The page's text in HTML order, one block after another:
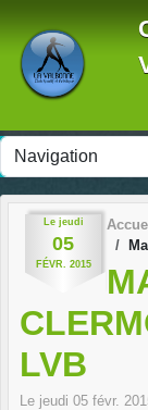
Le jeudi
05
FÉVR. 2015
LVB
Le jeudi 05 févr.